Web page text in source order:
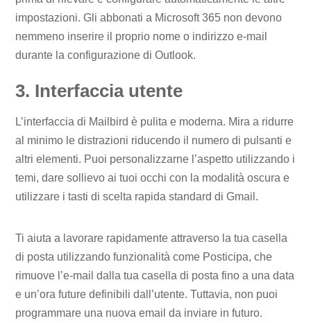
impostazioni. Gli abbonati a Microsoft 365 non devono
nemmeno inserire il proprio nome o indirizzo e-mail
durante la configurazione di Outlook.
3. Interfaccia utente
L’interfaccia di Mailbird è pulita e moderna. Mira a ridurre
al minimo le distrazioni riducendo il numero di pulsanti e
altri elementi. Puoi personalizzarne l’aspetto utilizzando i
temi, dare sollievo ai tuoi occhi con la modalità oscura e
utilizzare i tasti di scelta rapida standard di Gmail.
Ti aiuta a lavorare rapidamente attraverso la tua casella
di posta utilizzando funzionalità come Posticipa, che
rimuove l’e-mail dalla tua casella di posta fino a una data
e un’ora future definibili dall’utente. Tuttavia, non puoi
programmare una nuova email da inviare in futuro.